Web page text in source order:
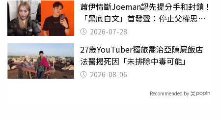
蕭伊情斷Joeman認先提分手和封鎖！
「黑底白文」首發聲：停止父權思維
物化女性
2026-07-28
27歲YouTuber獨旅喬治亞陳屍飯店
法醫揭死因「未排除中毒可能」
2026-08-06
Recommended by